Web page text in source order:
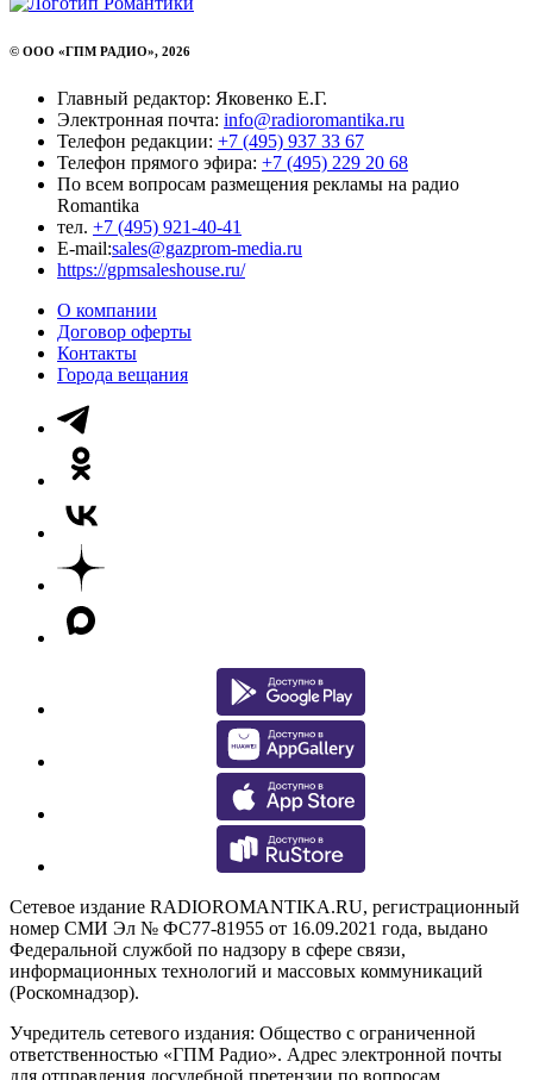
© ООО «ГПМ РАДИО», 2026
Главный редактор: Яковенко Е.Г.
Электронная почта: info@radioromantika.ru
Телефон редакции: +7 (495) 937 33 67
Телефон прямого эфира: +7 (495) 229 20 68
По всем вопросам размещения рекламы на радио
Romantika
тел. +7 (495) 921-40-41
E-mail:sales@gazprom-media.ru
https://gpmsaleshouse.ru/
О компании
Договор оферты
Контакты
Города вещания
Сетевое издание RADIOROMANTIKA.RU, регистрационный
номер СМИ Эл № ФС77-81955 от 16.09.2021 года, выдано
Федеральной службой по надзору в сфере связи,
информационных технологий и массовых коммуникаций
(Роскомнадзор).
Учредитель сетевого издания: Общество с ограниченной
ответственностью «ГПМ Радио». Адрес электронной почты
для отправления досудебной претензии по вопросам